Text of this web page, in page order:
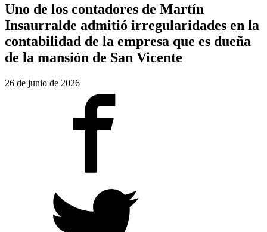
Uno de los contadores de Martín
Insaurralde admitió irregularidades en la
contabilidad de la empresa que es dueña
de la mansión de San Vicente
26 de junio de 2026